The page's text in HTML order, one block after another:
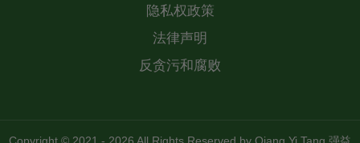
隐私权政策
法律声明
反贪污和腐败